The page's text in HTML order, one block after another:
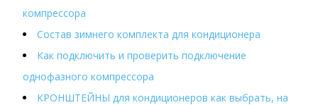
компрессора
Состав зимнего комплекта для кондиционера
Как подключить и проверить подключение
однофазного компрессора
КРОНШТЕЙНЫ для кондиционеров как выбрать, на